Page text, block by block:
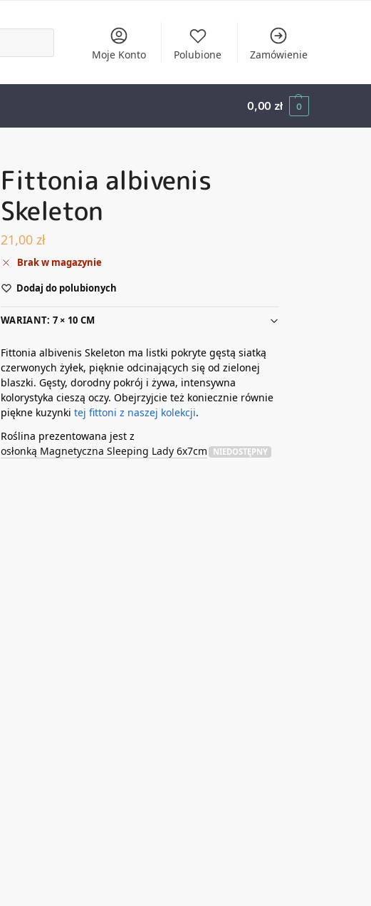
Moje Konto Polubione Zamówienie
0,00 zł 0
Fittonia albivenis
Skeleton
21,00 zł
Brak w magazynie
Dodaj do polubionych
WARIANT: 7 × 10 CM
Fittonia albivenis Skeleton ma listki pokryte gęstą siatką
czerwonych żyłek, pięknie odcinających się od zielonej
blaszki. Gęsty, dorodny pokrój i żywa, intensywna
kolorystyka cieszą oczy. Obejrzyjcie też koniecznie równie
piękne kuzynkitej fittoni z naszej kolekcji.
Roślina prezentowana jest z
osłonką Magnetyczna Sleeping Lady 6x7cm
NIEDOSTĘPNY